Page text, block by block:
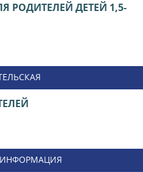
РОДИТЕЛЕЙ ДЕТЕЙ 1,5-